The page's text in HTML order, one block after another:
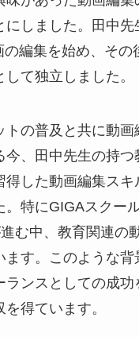
にしました。田中先
の編集を始め、その
て独立しました。
の普及と共に動画
今、田中先生の持つ
得した動画編集スキ
。特にGIGAスクー
む中、教育関連の
ます。このような背
ランスとしての成功
得ています。